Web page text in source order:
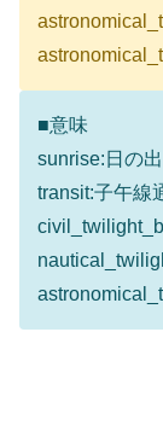
■意味
sunrise:日の
transit:子午線